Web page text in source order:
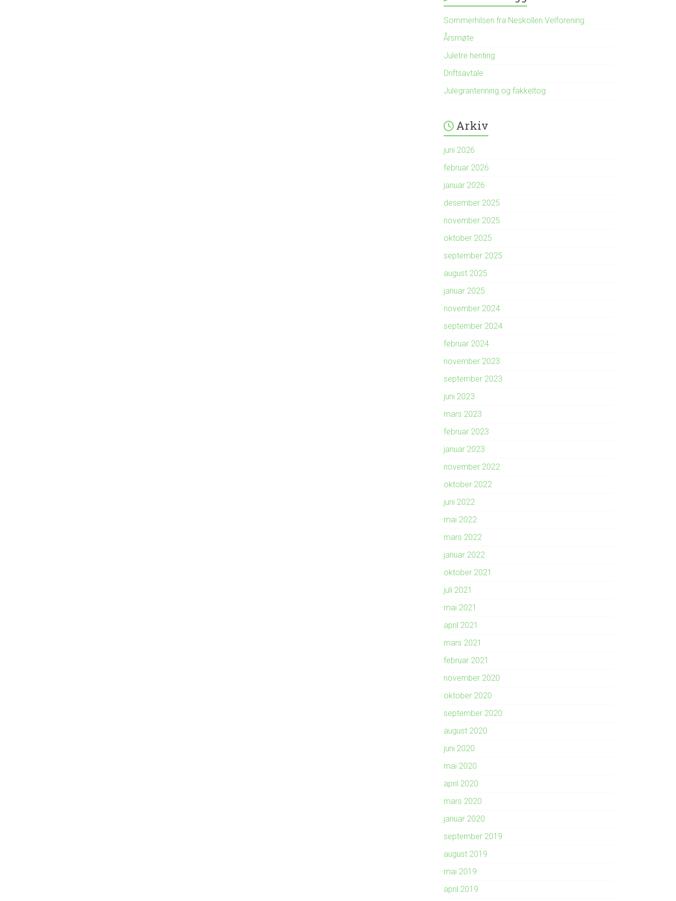
Sommerhilsen fra Neskollen Velforening
Årsmøte
Juletre henting
Driftsavtale
Julegrantenning og fakkeltog
Arkiv
juni 2026
februar 2026
januar 2026
desember 2025
november 2025
oktober 2025
september 2025
august 2025
januar 2025
november 2024
september 2024
februar 2024
november 2023
september 2023
juni 2023
mars 2023
februar 2023
januar 2023
november 2022
oktober 2022
juni 2022
mai 2022
mars 2022
januar 2022
oktober 2021
juli 2021
mai 2021
april 2021
mars 2021
februar 2021
november 2020
oktober 2020
september 2020
august 2020
juni 2020
mai 2020
april 2020
mars 2020
januar 2020
september 2019
august 2019
mai 2019
april 2019